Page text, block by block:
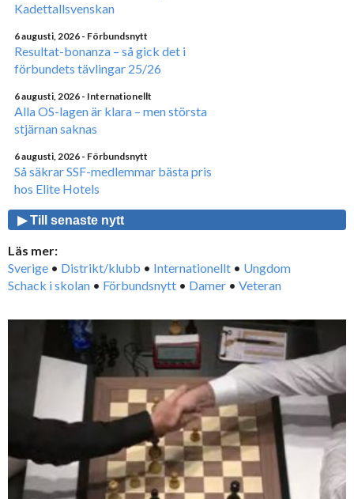
Kadettallsvenskan
6 augusti, 2026 - Förbundsnytt
Resultat-bonanza – så gick det i
förbundets tävlingar 25/26
6 augusti, 2026 - Internationellt
Alla OS-lagen är klara – men största
stjärnan saknas
6 augusti, 2026 - Förbundsnytt
Så säkrar SSF-medlemmar bästa pris
hos Elite Hotels
▶ Till senaste nytt
Läs mer:
Sverige • Distrikt/klubb • Internationellt • Ungdom
Schack i skolan • Förbundsnytt • Damer • Veteran